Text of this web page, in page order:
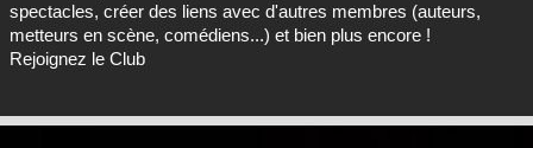
spectacles, créer des liens avec d'autres membres (auteurs,
metteurs en scène, comédiens...) et bien plus encore !
Rejoignez le Club